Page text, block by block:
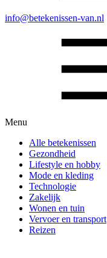
info@betekenissen-van.nl
Menu
Alle betekenissen
Gezondheid
Lifestyle en hobby
Mode en kleding
Technologie
Zakelijk
Wonen en tuin
Vervoer en transport
Reizen